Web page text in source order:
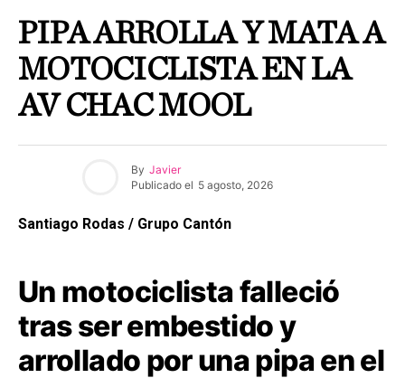
PIPA ARROLLA Y MATA A
MOTOCICLISTA EN LA
AV CHAC MOOL
By Javier
Publicado el 5 agosto, 2026
Santiago Rodas / Grupo Cantón
Un motociclista falleció
tras ser embestido y
arrollado por una pipa en el